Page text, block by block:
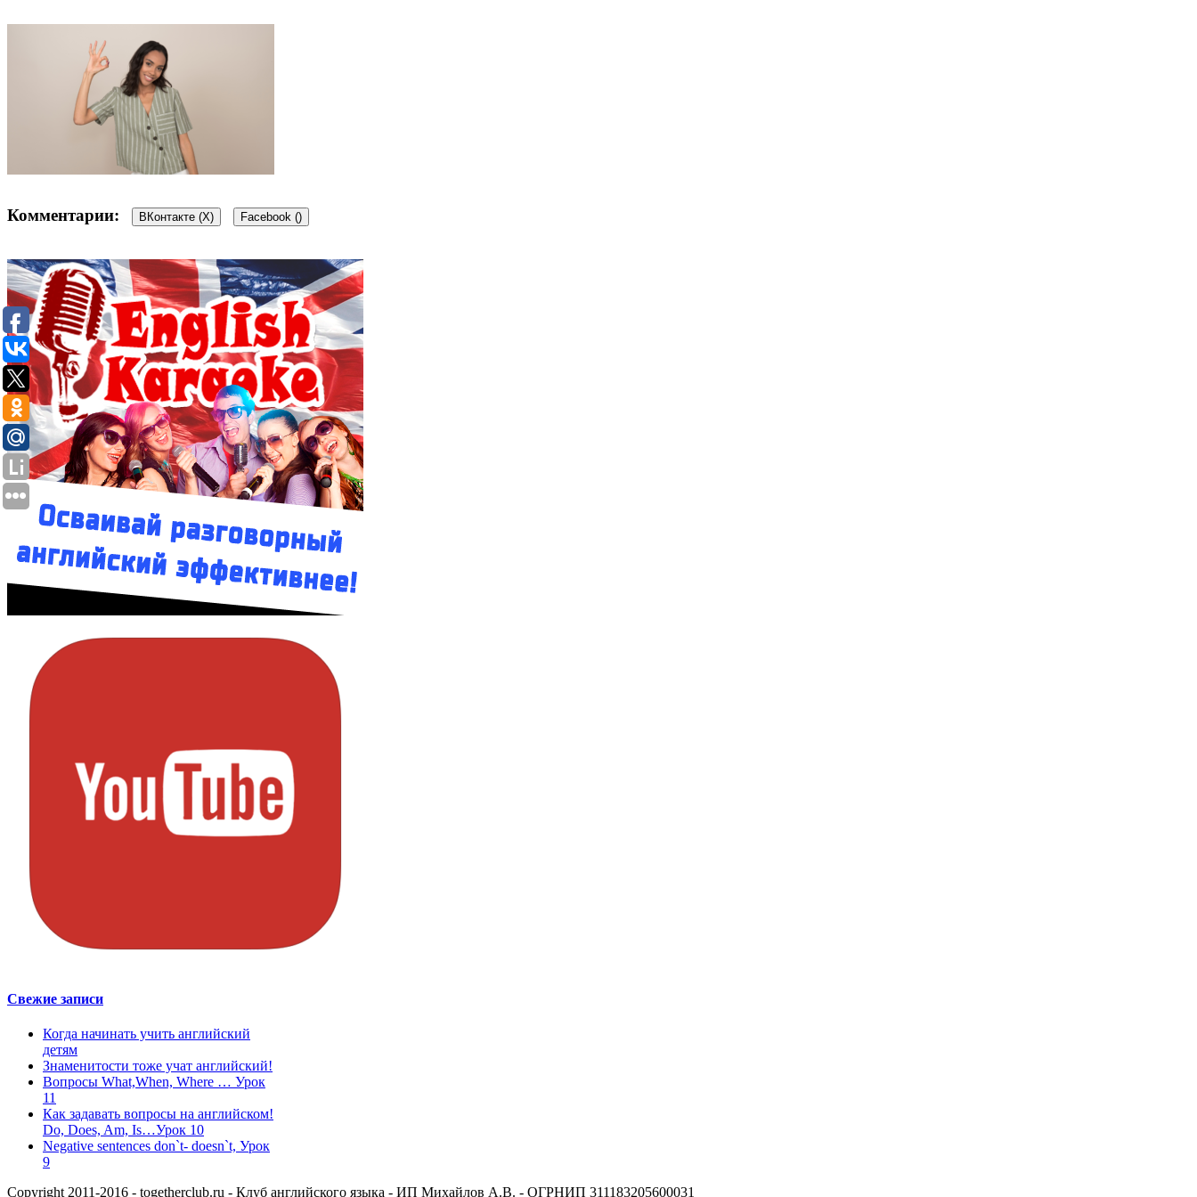
Комментарии: ВКонтакте (X) Facebook ()
Свежие записи
Когда начинать учить английский
детям
Знаменитости тоже учат английский!
Вопросы What,When, Where … Урок
11
Как задавать вопросы на английском!
Do, Does, Am, Is…Урок 10
Negative sentences don`t- doesn`t, Урок
9
Copyright 2011-2016 - togetherclub.ru - Клуб английского языка - ИП Михайлов А.В. - ОГРНИП 311183205600031